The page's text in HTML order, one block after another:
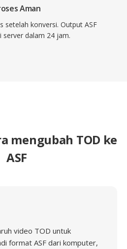
Aman
setelah konversi. Output ASF
server dalam 24 jam.
mengubah TOD ke
ASF
video TOD untuk
format ASF dari komputer,